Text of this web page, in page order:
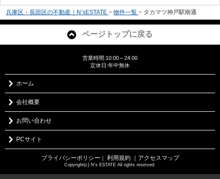
兵庫区・長田区の不動産｜N’sESTATE > 物件一覧 > タカマツ神戸駅南通
ページトップに戻る
営業時間:10:00～24:00
定休日:年中無休
ホーム
会社概要
お問い合わせ
PCサイト
プライバシーポリシー 利用規約 ｜アクセスマップ
Copyright(c) N's ESTATE All rights reserved.